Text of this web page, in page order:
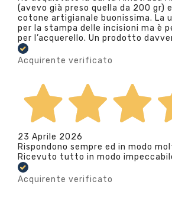
(avevo già preso quella da 200 gr)
cotone artigianale buonissima. La
per la stampa delle incisioni ma è
per l’acquerello. Un prodotto
Acquirente verificato
23 Aprile 2026
Rispondono sempre ed in modo
Ricevuto tutto in modo
Acquirente verificato